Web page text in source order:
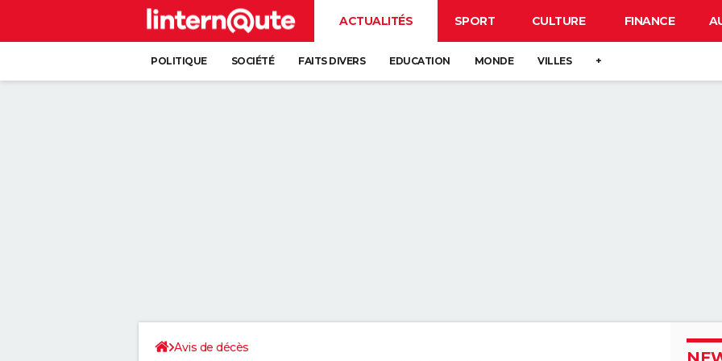
ACTUALITÉS SPORT CULTURE FINANCE
POLITIQUE SOCIÉTÉ FAITS DIVERS EDUCATION MONDE VILLES +
Avis de décès